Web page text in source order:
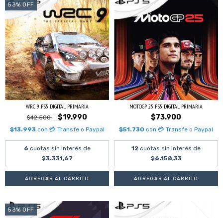
53% OFF
WRC 9 PS5 DIGITAL PRIMARIA
$42.500 $19.990
$13.993 con 💳 Transfe o Paypal
6 cuotas sin interés de
$3.331,67
MOTOGP 25 PS5 DIGITAL PRIMARIA
$73.900
$51.730 con 💳 Transfe o Paypal
12 cuotas sin interés de
$6.158,33
53% OFF